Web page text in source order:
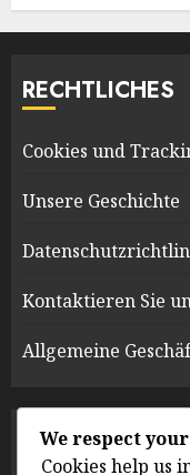
RECHTLICHES
Cookies und
Unsere Geschichte
Kontaktieren Sie
Allgemeine
KATEGORIEN
We respect
Cookies help us